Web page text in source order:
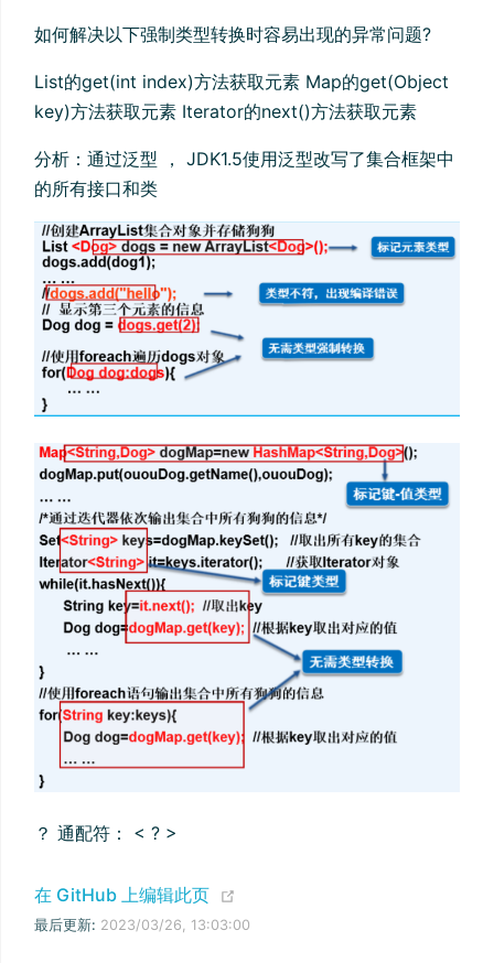
如何解决以下强制类型转换时容易出现的异常问题?
List的get(int index)方法获取元素 Map的get(Object
key)方法获取元素 Iterator的next()方法获取元素
分析：通过泛型 ， JDK1.5使用泛型改写了集合框架中
的所有接口和类
？ 通配符： < ? >
在 GitHub 上编辑此页
最后更新: 2023/03/26, 13:03:00